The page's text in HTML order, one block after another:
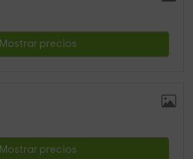
Mostrar precios
Mostrar precios